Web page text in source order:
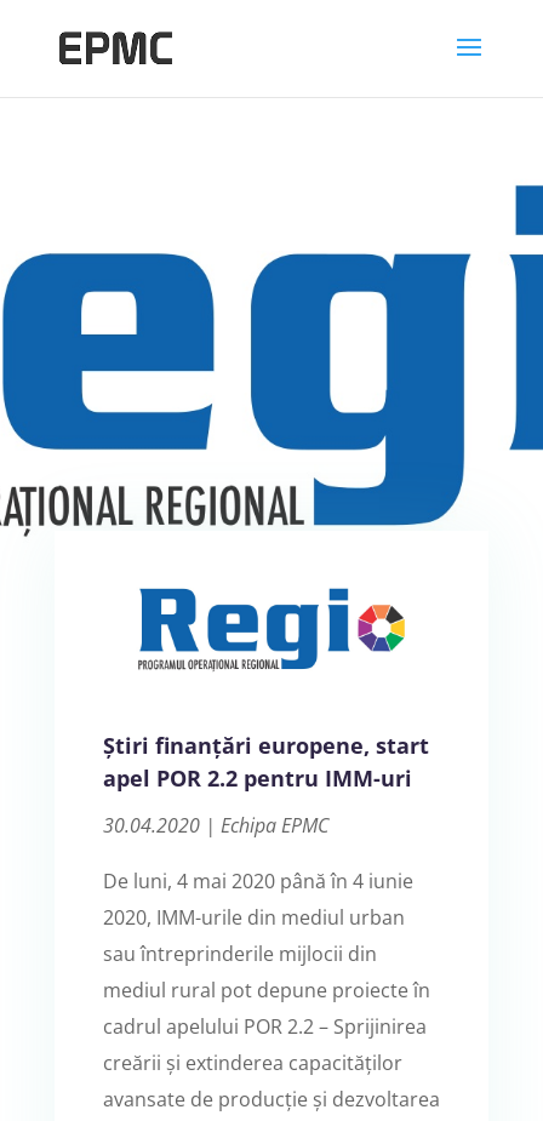
Știri finanțări europene, start
apel POR 2.2 pentru IMM-uri
30.04.2020 | Echipa EPMC
De luni, 4 mai 2020 până în 4 iunie
2020, IMM-urile din mediul urban
sau întreprinderile mijlocii din
mediul rural pot depune proiecte în
cadrul apelului POR 2.2 – Sprijinirea
creării și extinderea capacităților
avansate de producție și dezvoltarea